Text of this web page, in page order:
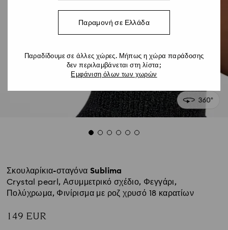
Σκουλαρίκια-σταγόνα Sublima
Crystal pearl, Ασυμμετρικό σχέδιο, Φεγγάρι,
Πολύχρωμα, Φινίρισμα με ροζ χρυσό 18 καρατίων
149 EUR
Παραμονή σε Ελλάδα
Παραδίδουμε σε άλλες χώρες. Μήπως η χώρα παράδοσης
δεν περιλαμβάνεται στη λίστα;
Εμφάνιση όλων των χωρών